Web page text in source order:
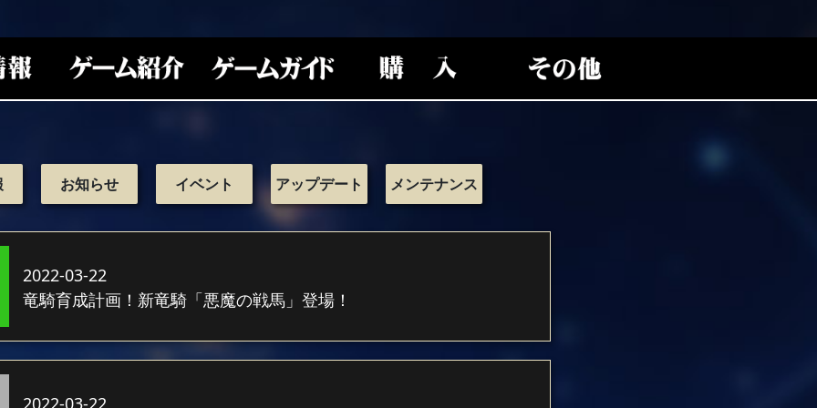
お知らせ イベント アップデート メンテナンス
2022-03-22
竜騎育成計画！新竜騎「悪魔の戦馬」登場！